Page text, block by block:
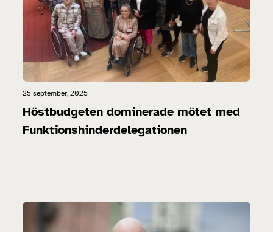
25 september, 2025
Höstbudgeten dominerade mötet med
Funktionshinderdelegationen